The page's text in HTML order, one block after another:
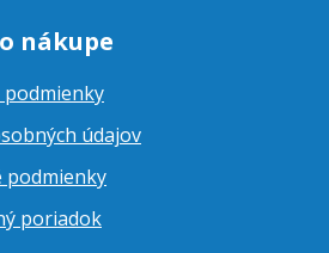
nákupe
podmienky
údajov
podmienky
poriadok